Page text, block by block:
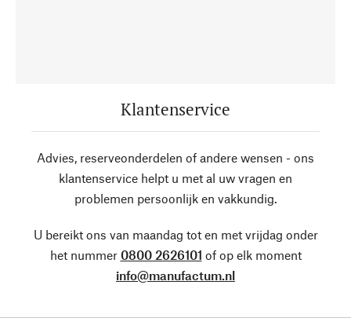
Klantenservice
Advies, reserveonderdelen of andere wensen - ons
klantenservice helpt u met al uw vragen en
problemen persoonlijk en vakkundig.
U bereikt ons van maandag tot en met vrijdag onder
het nummer 0800 2626101 of op elk moment
info@manufactum.nl